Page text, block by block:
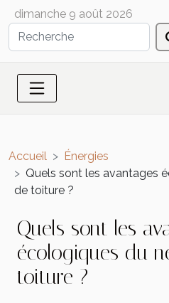
dimanche 9 août 2026
Accueil
Énergies
Quels sont les avantages
de toiture ?
Quels sont les
écologiques du
toiture ?